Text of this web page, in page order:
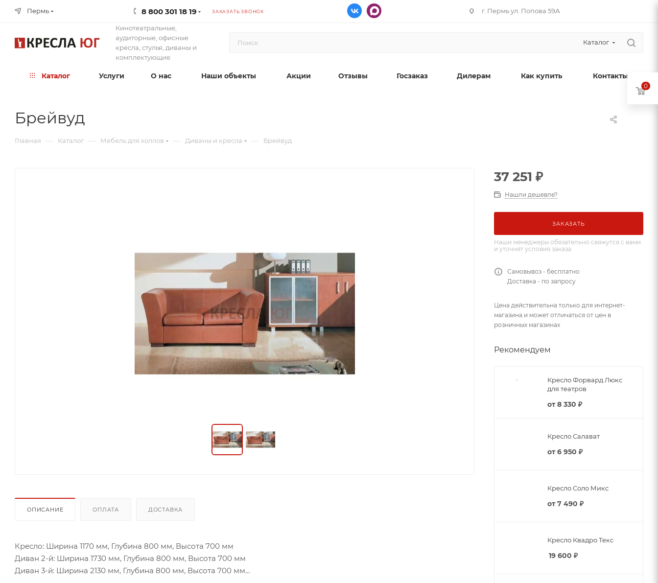
Пермь 8 800 301 18 19 ЗАКАЗАТЬ ЗВОНОК г. Пермь ул. Попова 59А
Кинотеатральные,
аудиторные, офисные
кресла, стулья, диваны и
комплектующие
Каталог
Каталог Услуги О нас Наши объекты Акции Отзывы Госзаказ Дилерам Как купить Контакты
Брейвуд
Главная — Каталог — Мебель для холлов — Диваны и кресла — Брейвуд
ОПИСАНИЕ ОПЛАТА ДОСТАВКА
Кресло: Ширина 1170 мм, Глубина 800 мм, Высота 700 мм
Диван 2-й: Ширина 1730 мм, Глубина 800 мм, Высота 700 мм
Диван 3-й: Ширина 2130 мм, Глубина 800 мм, Высота 700 мм
37 251 ₽
Нашли дешевле?
ЗАКАЗАТЬ
Наши менеджеры обязательно свяжутся с вами
и уточнят условия заказа
Самовывоз - бесплатно
Доставка - по запросу
Цена действительна только для интернет-
магазина и может отличаться от цен в
розничных магазинах
Рекомендуем
Кресло Форвард Люкс
для театров
от8 330 ₽
Кресло Салават
от6 950 ₽
Кресло Соло Микс
от7 490 ₽
Кресло Квадро Текс
19 600 ₽
0